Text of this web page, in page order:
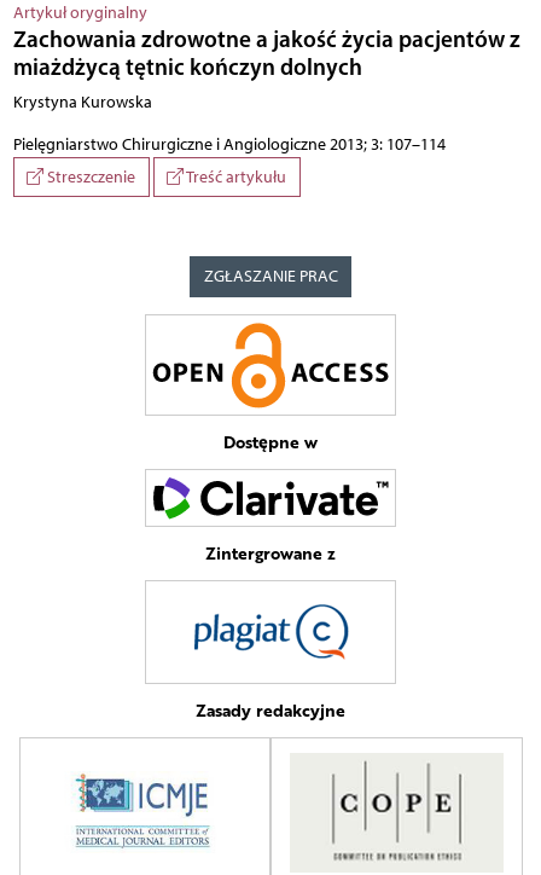
Artykuł oryginalny
Zachowania zdrowotne a jakość życia pacjentów z
miażdżycą tętnic kończyn dolnych
Krystyna Kurowska
Pielęgniarstwo Chirurgiczne i Angiologiczne 2013; 3: 107–114
Streszczenie
Treść artykułu
ZGŁASZANIE PRAC
Dostępne w
Zintergrowane z
Zasady redakcyjne